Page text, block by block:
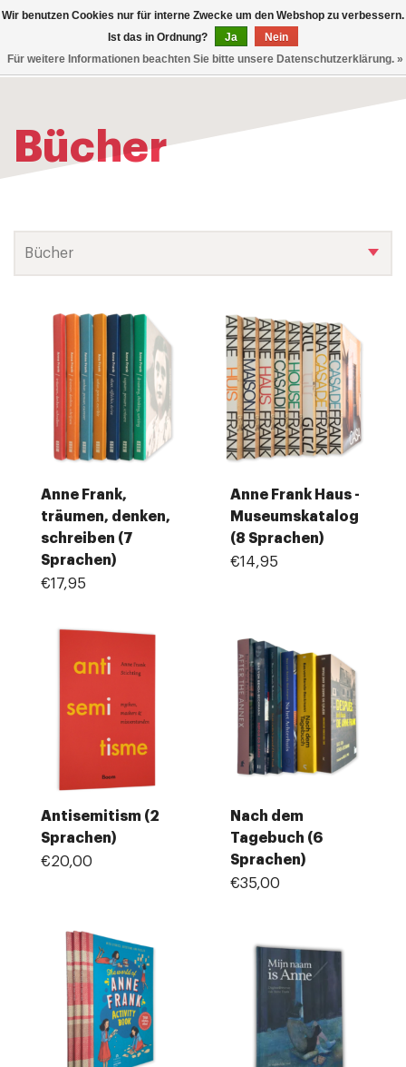
0
Bücher
Anne Frank,
träumen, denken,
schreiben (7
Sprachen)
€17,95
Anne Frank Haus -
Museumskatalog
(8 Sprachen)
€14,95
Antisemitism (2
Sprachen)
€20,00
Nach dem
Tagebuch (6
Sprachen)
€35,00
Wir benutzen Cookies nur für interne Zwecke um den Webshop zu verbessern.
Ist das in Ordnung?
Ja
Nein
Für weitere Informationen beachten Sie bitte unsere Datenschutzerklärung. »